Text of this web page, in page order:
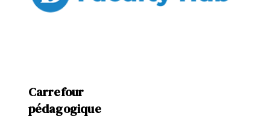
Carrefour
pédagogique